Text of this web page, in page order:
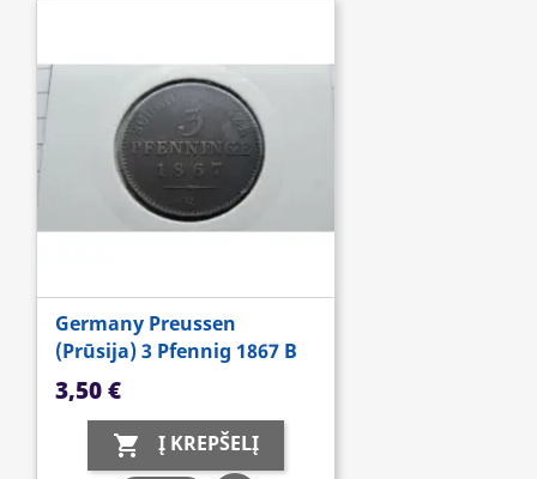
Germany Preussen
(Prūsija) 3 Pfennig 1867 B
Kaina
3,50 €
 Į KREPŠELĮ